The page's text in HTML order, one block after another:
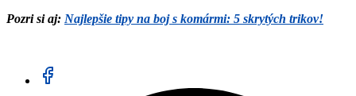
Pozri si aj: Najlepšie tipy na boj s komármi: 5 skrytých trikov!